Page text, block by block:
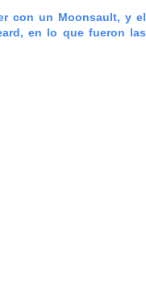
con un Moonsault, y el
en lo que fueron las